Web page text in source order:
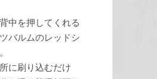
中を押してくれる
バルムのレッドシ
に刷り込むだけ